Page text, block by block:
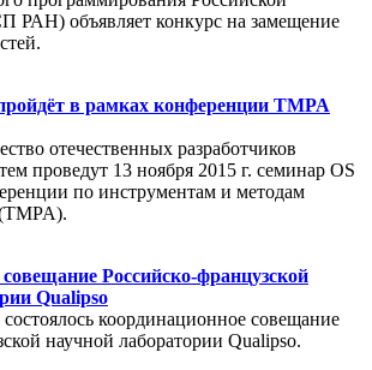
РАН) объявляет конкурс на замещение
в рамках конференции TMPA
отечественных разработчиков
проведут 13 ноября 2015 г. семинар OS
по инструментам и методам
Российско-французской
Qualipso
состоялось координационное совещание
научной лаборатории Qualipso.